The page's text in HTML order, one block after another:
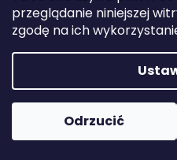
przeglądanie niniejszej
zgodę na ich
Odrzucić
c
a
m
y
SERUM
WITAMINAMI
Copyright 2026
zastrzeżone.
Edytuj